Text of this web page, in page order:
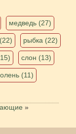
медведь (27)
рыбка (22)
слон (13)
олень (11)
»